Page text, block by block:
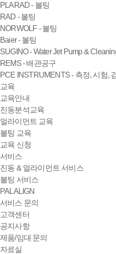
PLARAD - 볼팅
RAD - 볼팅
NORWOLF - 볼팅
Baier - 볼팅
SUGINO - Water Jet Pump &
REMS - 배관공구
PCE INSTRUMENTS - 측정, 시험,
교육
교육안내
진동분석교육
얼라이먼트 교육
볼팅 교육
교육 신청
서비스
진동 & 얼라이먼트 서비스
볼팅 서비스
PALALIGN
서비스 문의
고객센터
공지사항
제품/임대 문의
자료실